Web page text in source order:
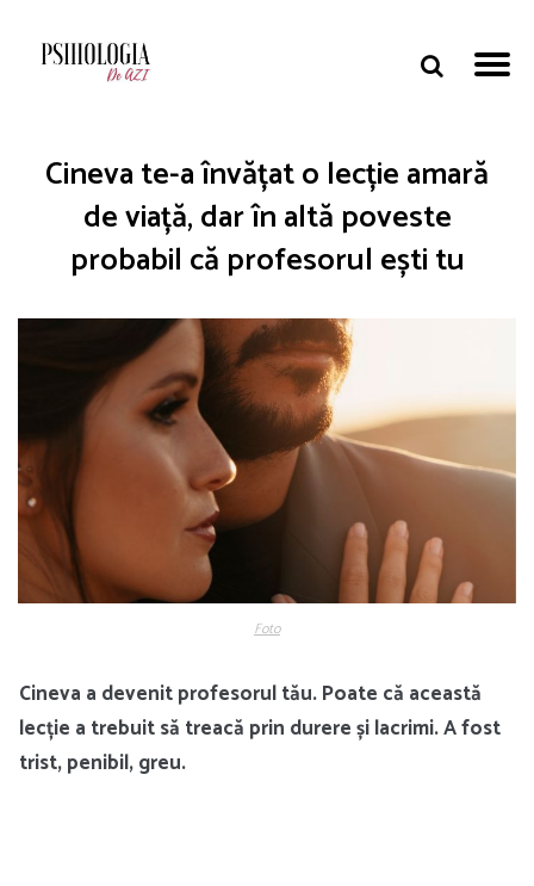
Cineva te-a învățat o lecție amară
de viață, dar în altă poveste
probabil că profesorul ești tu
Foto
Cineva a devenit profesorul tău. Poate că această
lecție a trebuit să treacă prin durere și lacrimi. A fost
trist, penibil, greu.